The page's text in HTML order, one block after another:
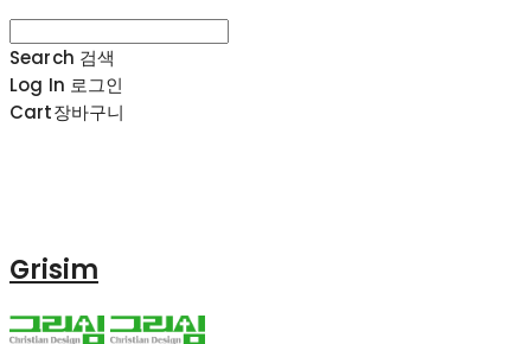
Search 검색
Log In 로그인
Cart장바구니
Grisim